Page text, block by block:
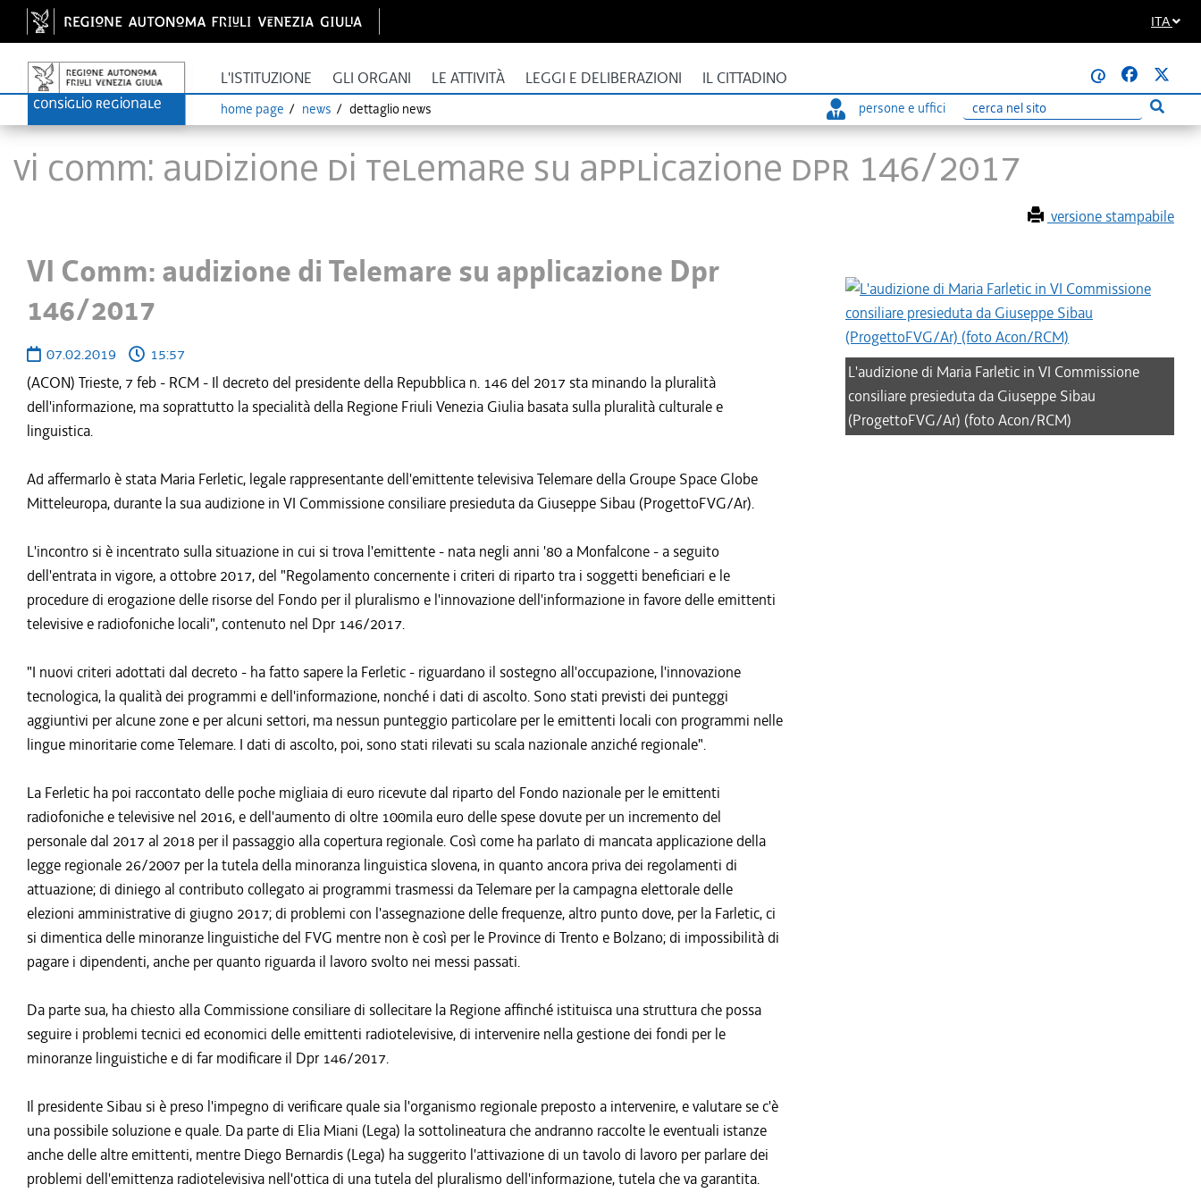
ITA
L'ISTITUZIONE GLI ORGANI LE ATTIVITÀ LEGGI E DELIBERAZIONI IL CITTADINO @
home page news dettaglio news persone e uffici
Ricerca Esegui
VI Comm: audizione di Telemare su applicazione Dpr 146/2017
versione stampabile
VI Comm: audizione di Telemare su applicazione Dpr
146/2017
07.02.2019
15:57
(ACON) Trieste, 7 feb - RCM - Il decreto del presidente della Repubblica n. 146 del 2017 sta minando la pluralità
dell'informazione, ma soprattutto la specialità della Regione Friuli Venezia Giulia basata sulla pluralità culturale e
linguistica.
Ad affermarlo è stata Maria Ferletic, legale rappresentante dell'emittente televisiva Telemare della Groupe Space Globe
Mitteleuropa, durante la sua audizione in VI Commissione consiliare presieduta da Giuseppe Sibau (ProgettoFVG/Ar).
L'incontro si è incentrato sulla situazione in cui si trova l'emittente - nata negli anni '80 a Monfalcone - a seguito
dell'entrata in vigore, a ottobre 2017, del "Regolamento concernente i criteri di riparto tra i soggetti beneficiari e le
procedure di erogazione delle risorse del Fondo per il pluralismo e l'innovazione dell'informazione in favore delle emittenti
televisive e radiofoniche locali", contenuto nel Dpr 146/2017.
"I nuovi criteri adottati dal decreto - ha fatto sapere la Ferletic - riguardano il sostegno all'occupazione, l'innovazione
tecnologica, la qualità dei programmi e dell'informazione, nonché i dati di ascolto. Sono stati previsti dei punteggi
aggiuntivi per alcune zone e per alcuni settori, ma nessun punteggio particolare per le emittenti locali con programmi nelle
lingue minoritarie come Telemare. I dati di ascolto, poi, sono stati rilevati su scala nazionale anziché regionale".
La Ferletic ha poi raccontato delle poche migliaia di euro ricevute dal riparto del Fondo nazionale per le emittenti
radiofoniche e televisive nel 2016, e dell'aumento di oltre 100mila euro delle spese dovute per un incremento del
personale dal 2017 al 2018 per il passaggio alla copertura regionale. Così come ha parlato di mancata applicazione della
legge regionale 26/2007 per la tutela della minoranza linguistica slovena, in quanto ancora priva dei regolamenti di
attuazione; di diniego al contributo collegato ai programmi trasmessi da Telemare per la campagna elettorale delle
elezioni amministrative di giugno 2017; di problemi con l'assegnazione delle frequenze, altro punto dove, per la Farletic, ci
si dimentica delle minoranze linguistiche del FVG mentre non è così per le Province di Trento e Bolzano; di impossibilità di
pagare i dipendenti, anche per quanto riguarda il lavoro svolto nei messi passati.
Da parte sua, ha chiesto alla Commissione consiliare di sollecitare la Regione affinché istituisca una struttura che possa
seguire i problemi tecnici ed economici delle emittenti radiotelevisive, di intervenire nella gestione dei fondi per le
minoranze linguistiche e di far modificare il Dpr 146/2017.
Il presidente Sibau si è preso l'impegno di verificare quale sia l'organismo regionale preposto a intervenire, e valutare se c'è
una possibile soluzione e quale. Da parte di Elia Miani (Lega) la sottolineatura che andranno raccolte le eventuali istanze
anche delle altre emittenti, mentre Diego Bernardis (Lega) ha suggerito l'attivazione di un tavolo di lavoro per parlare dei
problemi dell'emittenza radiotelevisiva nell'ottica di una tutela del pluralismo dell'informazione, tutela che va garantita.
L'audizione di Maria Farletic in VI Commissione
consiliare presieduta da Giuseppe Sibau
(ProgettoFVG/Ar) (foto Acon/RCM)